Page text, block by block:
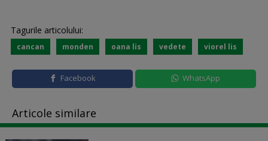
Tagurile articolului:
cancan monden oana lis vedete viorel lis
Facebook WhatsApp
Articole similare